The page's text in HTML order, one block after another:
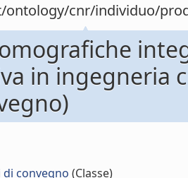
ontology/cnr/individuo/
in ingegneria
convegno (Classe)